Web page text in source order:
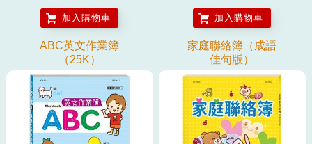
加入購物車 加入購物車
ABC英文作業簿
（25K）
家庭聯絡簿（成語
佳句版）